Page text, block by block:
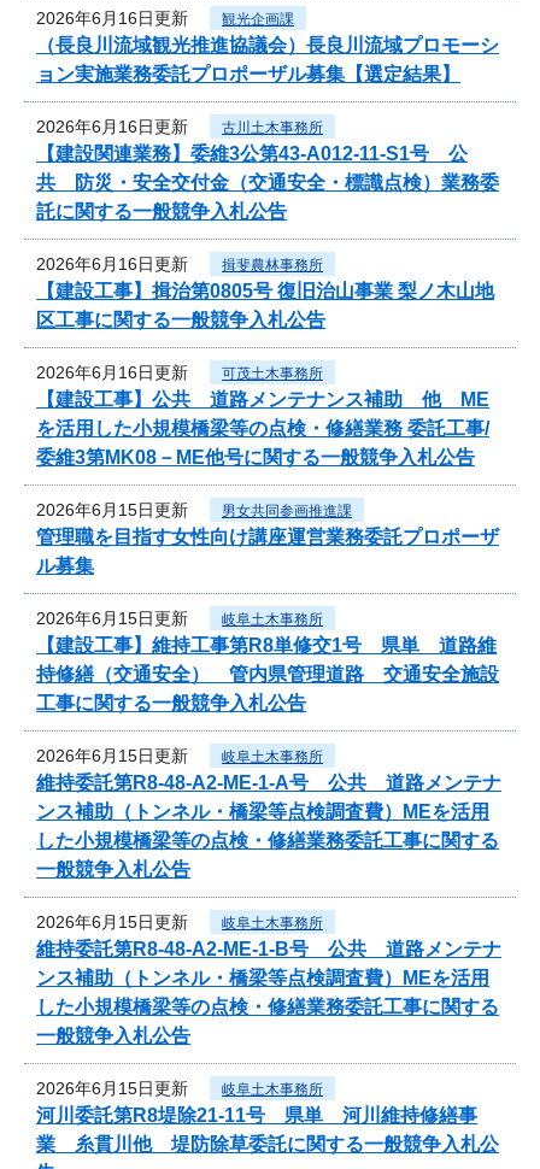
2026年6月16日更新 観光企画課
（長良川流域観光推進協議会）長良川流域プロモーシ
ョン実施業務委託プロポーザル募集【選定結果】
2026年6月16日更新 古川土木事務所
【建設関連業務】委維3公第43-A012-11-S1号 公
共 防災・安全交付金（交通安全・標識点検）業務委
託に関する一般競争入札公告
2026年6月16日更新 揖斐農林事務所
【建設工事】揖治第0805号 復旧治山事業 梨ノ木山地
区工事に関する一般競争入札公告
2026年6月16日更新 可茂土木事務所
【建設工事】公共 道路メンテナンス補助 他 ME
を活用した小規模橋梁等の点検・修繕業務 委託工事/
委維3第MK08－ME他号に関する一般競争入札公告
2026年6月15日更新 男女共同参画推進課
管理職を目指す女性向け講座運営業務委託プロポーザ
ル募集
2026年6月15日更新 岐阜土木事務所
【建設工事】維持工事第R8単修交1号 県単 道路維
持修繕（交通安全） 管内県管理道路 交通安全施設
工事に関する一般競争入札公告
2026年6月15日更新 岐阜土木事務所
維持委託第R8-48-A2-ME-1-A号 公共 道路メンテナ
ンス補助（トンネル・橋梁等点検調査費）MEを活用
した小規模橋梁等の点検・修繕業務委託工事に関する
一般競争入札公告
2026年6月15日更新 岐阜土木事務所
維持委託第R8-48-A2-ME-1-B号 公共 道路メンテナ
ンス補助（トンネル・橋梁等点検調査費）MEを活用
した小規模橋梁等の点検・修繕業務委託工事に関する
一般競争入札公告
2026年6月15日更新 岐阜土木事務所
河川委託第R8堤除21-11号 県単 河川維持修繕事
業 糸貫川他 堤防除草委託に関する一般競争入札公